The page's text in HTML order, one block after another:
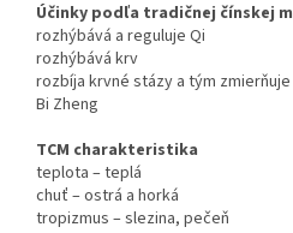
Účinky podľa tradičnej čínskej
rozhýbává a reguluje Qi
rozhýbává krv
rozbíja krvné stázy a tým
Bi Zheng
TCM charakteristika
teplota – teplá
chuť – ostrá a horká
tropizmus – slezina, pečeň